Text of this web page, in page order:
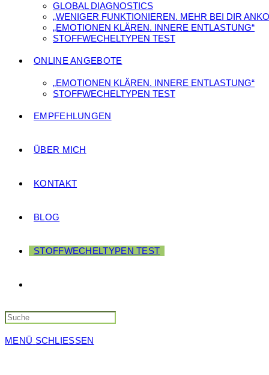
GLOBAL DIAGNOSTICS
„WENIGER FUNKTIONIEREN. MEHR BEI DIR
„EMOTIONEN KLÄREN. INNERE ENTLASTUNG“
STOFFWECHELTYPEN TEST
ONLINE ANGEBOTE
„EMOTIONEN KLÄREN. INNERE ENTLASTUNG“
STOFFWECHELTYPEN TEST
EMPFEHLUNGEN
ÜBER MICH
KONTAKT
BLOG
STOFFWECHELTYPEN TEST
Search
this
website
MENÜ SCHLIESSEN